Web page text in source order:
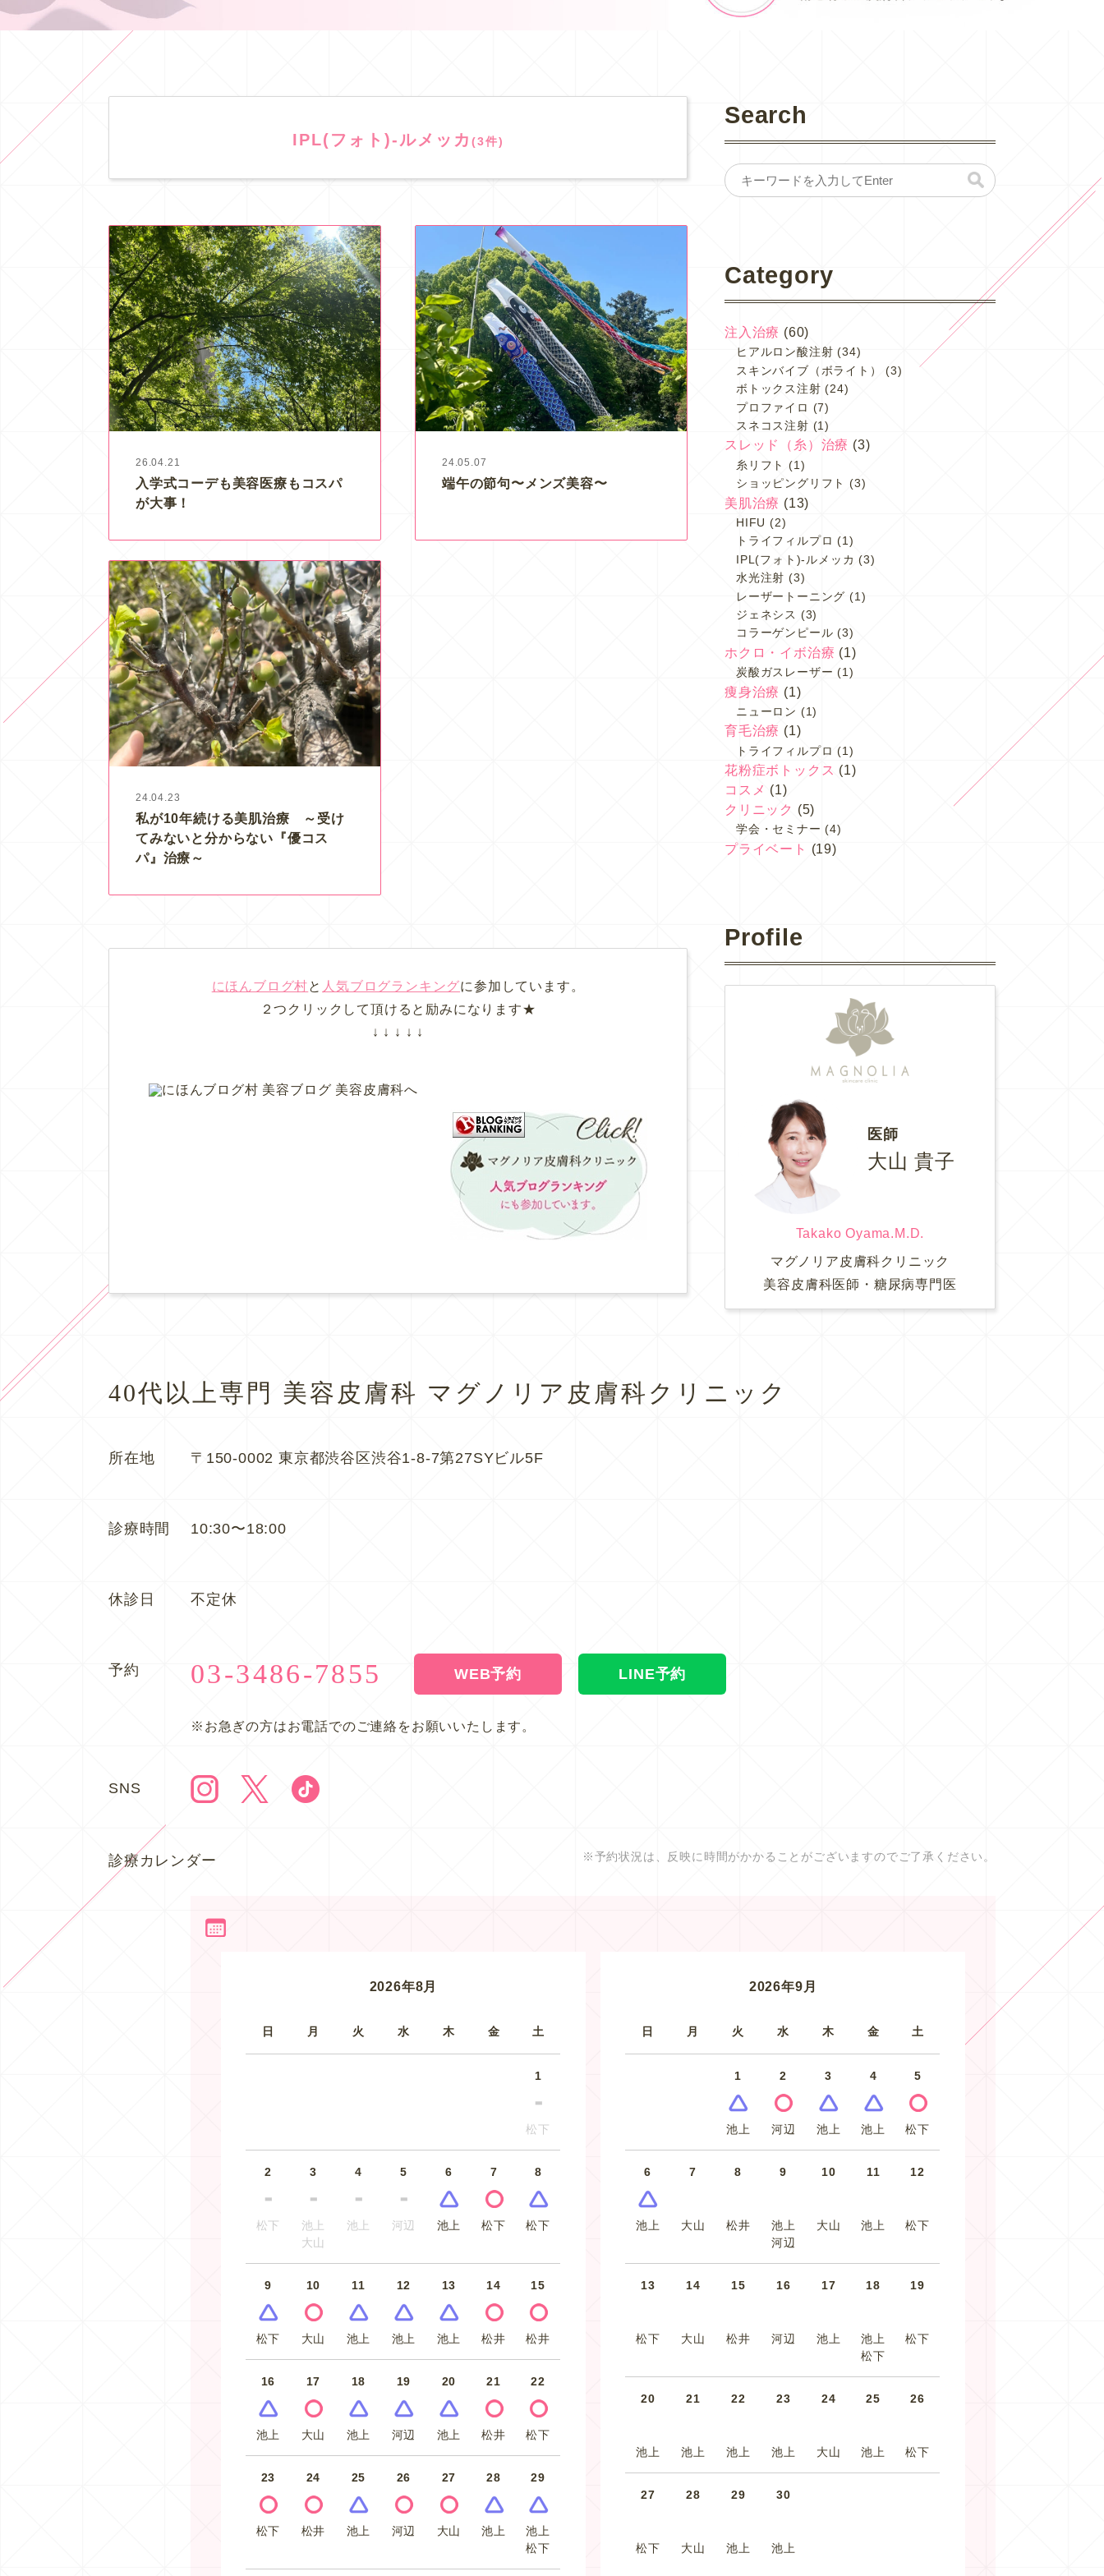
IPL(フォト)-ルメッカ (3件)
26.04.21
入学式コーデも美容医療もコスパ
が大事！
24.05.07
端午の節句〜メンズ美容〜
24.04.23
私が10年続ける美肌治療 ～受け
てみないと分からない『優コス
パ』治療～
にほんブログ村と 人気ブログランキングに参加しています。
２つクリックして頂けると励みになります★
↓ ↓ ↓ ↓ ↓
Search
Category
注入治療 (60)
ヒアルロン酸注射 (34)
スキンバイブ（ボライト）
(3)
ボトックス注射 (24)
プロファイロ (7)
スネコス注射 (1)
スレッド（糸）治療 (3)
糸リフト (1)
ショッピングリフト
(3)
美肌治療 (13)
HIFU (2)
トライフィルプロ (1)
IPL(フォト)-ルメッカ (3)
水光注射 (3)
レーザートーニング (1)
ジェネシス (3)
コラーゲンピール (3)
ホクロ・イボ治療 (1)
炭酸ガスレーザー (1)
痩身治療 (1)
ニューロン (1)
育毛治療 (1)
トライフィルプロ (1)
花粉症ボトックス (1)
コスメ (1)
クリニック (5)
学会・セミナー (4)
プライベート (19)
Profile
医師
大山 貴子
Takako Oyama.M.D.
マグノリア皮膚科クリニック
美容皮膚科医師・糖尿病専門医
40代以上専門 美容皮膚科 マグノリア皮膚科クリニック
所在地 〒150-0002 東京都渋谷区渋谷1-8-7第27SYビル5F
診療時間 10:30〜18:00
休診日 不定休
予約 03-3486-7855 WEB予約 LINE予約
※お急ぎの方はお電話でのご連絡をお願いいたします。
SNS
診療カレンダー ※予約状況は、反映に時間がかかることがございますのでご了承ください。
2026年8月
日 月 火 水 木 金 土
1
松下
2
松下
3
池上
大山
4
池上
5
河辺
6
池上
7
松下
8
松下
9
松下
10
大山
11
池上
12
池上
13
池上
14
松井
15
松井
16
池上
17
大山
18
池上
19
河辺
20
池上
21
松井
22
松下
23
松下
24
松井
25
池上
26
河辺
27
大山
28
池上
29
池上
松下
2026年9月
日 月 火 水 木 金 土
1
池上
2
河辺
3
池上
4
池上
5
松下
6
池上
7
大山
8
松井
9
池上
河辺
10
大山
11
池上
12
松下
13
松下
14
大山
15
松井
16
河辺
17
池上
18
池上
松下
19
松下
20
池上
21
池上
22
池上
23
池上
24
大山
25
池上
26
松下
27
松下
28
大山
29
池上
30
池上